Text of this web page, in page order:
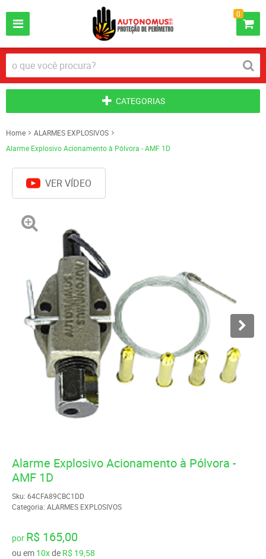
0
CATEGORIAS
Home
ALARMES EXPLOSIVOS
Alarme Explosivo Acionamento à Pólvora - AMF 1D
Alarme Explosivo Acionamento à Pólvora -
AMF 1D
Sku: 64CFA89CBC1DD
Categoria: ALARMES EXPLOSIVOS
VER VÍDEO
por R$ 165,00
ou em 10xde R$ 19,58